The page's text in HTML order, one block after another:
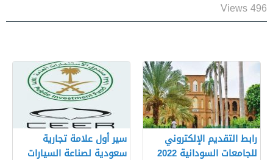
496 Views
رابط التقديم الإلكتروني
للجامعات السودانية 2022
سير أول علامة تجارية
سعودية لصناعة السيارات